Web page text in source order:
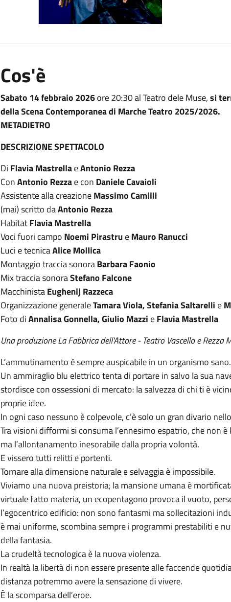
Cos'è
Sabato 14 febbraio 2026ore 20:30 al Teatro dele Muse,si
della Scena Contemporanea di Marche Teatro 2025/2026.
METADIETRO
DESCRIZIONE SPETTACOLO
Di Flavia MastrellaeAntonio Rezza
ConAntonio Rezzae con Daniele Cavaioli
Assistente alla creazioneMassimo Camilli
(mai) scritto daAntonio Rezza
HabitatFlavia Mastrella
Voci fuori campo Noemi Pirastru eMauro Ranucci
Luci e tecnicaAlice Mollica
Montaggio traccia sonoraBarbara Faonio
Mix traccia sonoraStefano Falcone
MacchinistaEughenij Razzeca
Organizzazione generaleTamara Viola, Stefania Saltarelli e
Foto diAnnalisa Gonnella, Giulio Mazzi eFlavia Mastrella
Una produzione La Fabbrica dell'Attore - Teatro Vascello e Rezza
L’ammutinamento è sempre auspicabile in un organismo sano.
Un ammiraglio blu elettrico tenta di portare in salvo la sua
stordisce con ossessioni di mercato: la salvezza di chi ti è
proprie idee.
In ogni caso nessuno è colpevole, c’è solo un gran divario
Tra visioni difformi si consuma l’ennesimo espatrio, che non
ma l’allontanamento inesorabile dalla propria volontà.
E vissero tutti relitti e portenti.
Tornare alla dimensione naturale e selvaggia è impossibile.
Viviamo una nuova preistoria; la mansione umana è
virtuale fatto materia, un ecopentagono provoca il vuoto,
l’egocentrico edificio: non sono fantasmi ma sollecitazioni
è mai uniforme, scombina sempre i programmi prestabiliti e
della fantasia.
La crudeltà tecnologica è la nuova violenza.
In realtà la libertà di non essere presente alle faccende
distanza potremmo avere la sensazione di vivere.
È la scomparsa dell’eroe.